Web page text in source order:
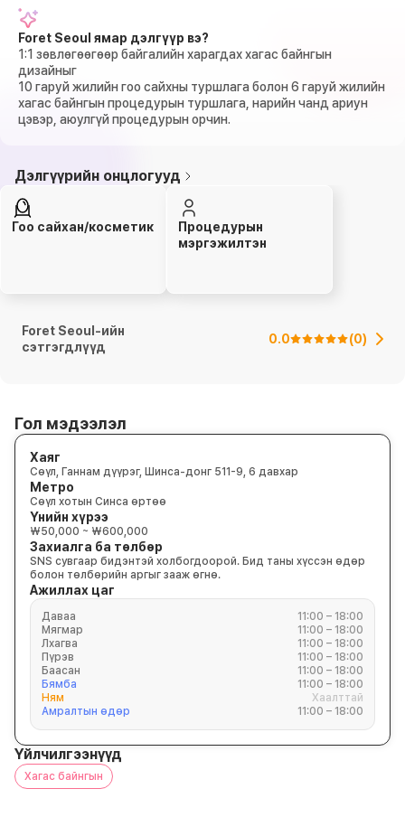
Foret Seoul ямар дэлгүүр вэ?
1:1 зөвлөгөөгөөр байгалийн харагдах хагас байнгын
дизайныг
10 гаруй жилийн гоо сайхны туршлага болон 6 гаруй жилийн
хагас байнгын процедурын туршлага, нарийн чанд ариун
цэвэр, аюулгүй процедурын орчин.
Дэлгүүрийн онцлогууд
Гоо сайхан/косметик
Процедурын
мэргэжилтэн
Foret Seoul-ийн
сэтгэгдлүүд
0.0 (0)
Гол мэдээлэл
Хаяг
Сөүл, Ганнам дүүрэг, Шинса-донг 511-9, 6 давхар
Метро
Сөүл хотын Синса өртөө
Үнийн хүрээ
₩50,000 ~ ₩600,000
Захиалга ба төлбөр
SNS сувгаар бидэнтэй холбогдоорой. Бид таны хүссэн өдөр
болон төлбөрийн аргыг зааж өгнө.
Ажиллах цаг
Даваа
11:00 – 18:00
Мягмар
11:00 – 18:00
Лхагва
11:00 – 18:00
Пүрэв
11:00 – 18:00
Баасан
11:00 – 18:00
Бямба
11:00 – 18:00
Ням
Хаалттай
Амралтын өдөр
11:00 – 18:00
Үйлчилгээнүүд
Хагас байнгын